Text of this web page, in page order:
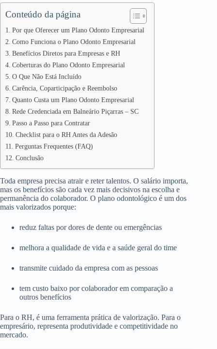
Conteúdo da página
Por que Oferecer um Plano Odonto Empresarial
Como Funciona o Plano Odonto Empresarial
Benefícios Diretos para Empresas e RH
Coberturas do Plano Odonto Empresarial
O Que Não Está Incluído
Carência, Coparticipação e Reembolso
Quanto Custa um Plano Odonto Empresarial
Rede Credenciada em Balneário Piçarras – SC
Passo a Passo para Contratar
Checklist para o RH Antes da Adesão
Perguntas Frequentes (FAQ)
Conclusão
Toda empresa precisa atrair e reter talentos. O salário importa,
mas os benefícios são cada vez mais decisivos na escolha e
permanência do colaborador. O plano odontológico é um dos
mais valorizados porque:
reduz faltas por dores de dente ou emergências
melhora a qualidade de vida e a saúde geral do time
transmite cuidado da empresa com as pessoas
tem custo baixo por colaborador em comparação a
outros benefícios
Para o RH, é uma ferramenta prática de valorização. Para o
empresário, representa produtividade e competitividade no
mercado.